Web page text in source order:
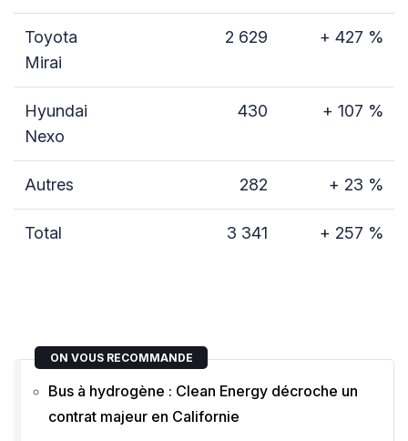
Toyota
Mirai
2 629 + 427 %
Hyundai
Nexo
430 + 107 %
Autres 282 + 23 %
Total 3 341 + 257 %
ON VOUS RECOMMANDE
Bus à hydrogène : Clean Energy décroche un
contrat majeur en Californie